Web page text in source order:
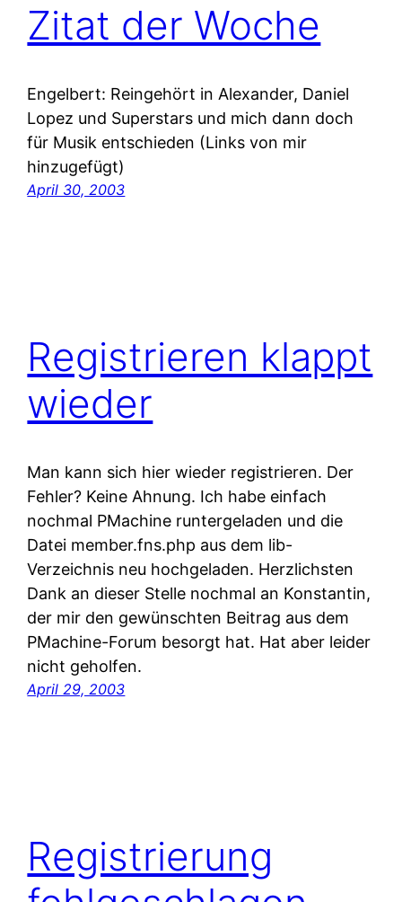
Zitat der Woche
Engelbert: Reingehört in Alexander, Daniel
Lopez und Superstars und mich dann doch
für Musik entschieden (Links von mir
hinzugefügt)
April 30, 2003
Registrieren klappt
wieder
Man kann sich hier wieder registrieren. Der
Fehler? Keine Ahnung. Ich habe einfach
nochmal PMachine runtergeladen und die
Datei member.fns.php aus dem lib-
Verzeichnis neu hochgeladen. Herzlichsten
Dank an dieser Stelle nochmal an Konstantin,
der mir den gewünschten Beitrag aus dem
PMachine-Forum besorgt hat. Hat aber leider
nicht geholfen.
April 29, 2003
Registrierung